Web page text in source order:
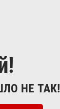
НЕ ТАК!